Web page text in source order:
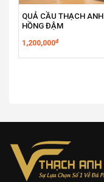
QUẢ CẦU THẠCH ANH
HỒNG ĐẬM
1,200,000đ